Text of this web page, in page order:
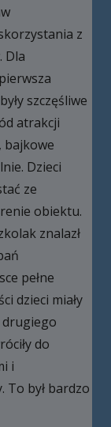
z
Dla
szczęśliwe
atrakcji
bajkowe
Dzieci
ze
obiektu.
znalazł
pełne
dzieci miały
drugiego
do
i
To był bardzo